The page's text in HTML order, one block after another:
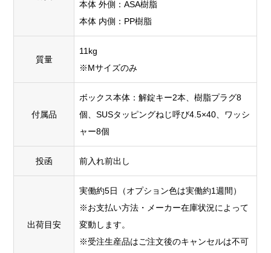
本体 外側：ASA樹脂
本体 内側：PP樹脂
質量
11kg
※Mサイズのみ
付属品
ボックス本体：解錠キー2本、樹脂プラグ8
個、SUSタッピングねじ呼び4.5×40、ワッシ
ャー8個
投函 前入れ前出し
出荷目安
実働約5日（オプション色は実働約1週間）
※お支払い方法・メーカー在庫状況によって
変動します。
※受注生産品はご注文後のキャンセルは不可